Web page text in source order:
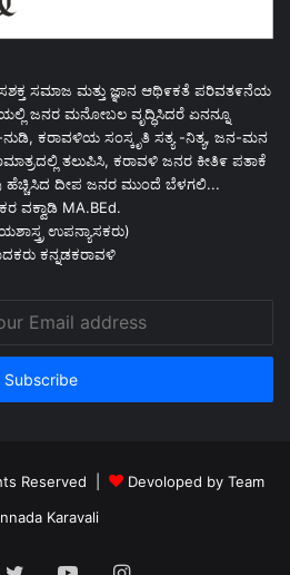
ಸಮಾಜ ಮತ್ತು ಜ್ಞಾನ ಆಥಿ೯ಕತೆ ಪರಿವತ೯ನೆಯ
ಜನರ ಮನೋಬಲ ವೃದ್ಧಿಸಿದರೆ ಏನನ್ನೂ
ನುಡಿ, ಕರಾವಳಿಯ ಸಂಸ್ಕೃತಿ ಸತ್ಯ -ನಿತ್ಯ, ಜನ-ಮನ
ತಲುಪಿಸಿ, ಕರಾವಳಿ ಜನರ ಕೀತಿ೯ ಪತಾಕೆ
ಹೆಚ್ಚಿಸಿದ ದೀಪ ಜನರ ಮುಂದೆ ಬೆಳಗಲಿ...
ವಕ್ವಾಡಿ MA.BEd.
ಉಪನ್ಯಾಸಕರು)
ಕನ್ನಡಕರಾವಳಿ
Reserved |
Devoloped by Team
Karavali